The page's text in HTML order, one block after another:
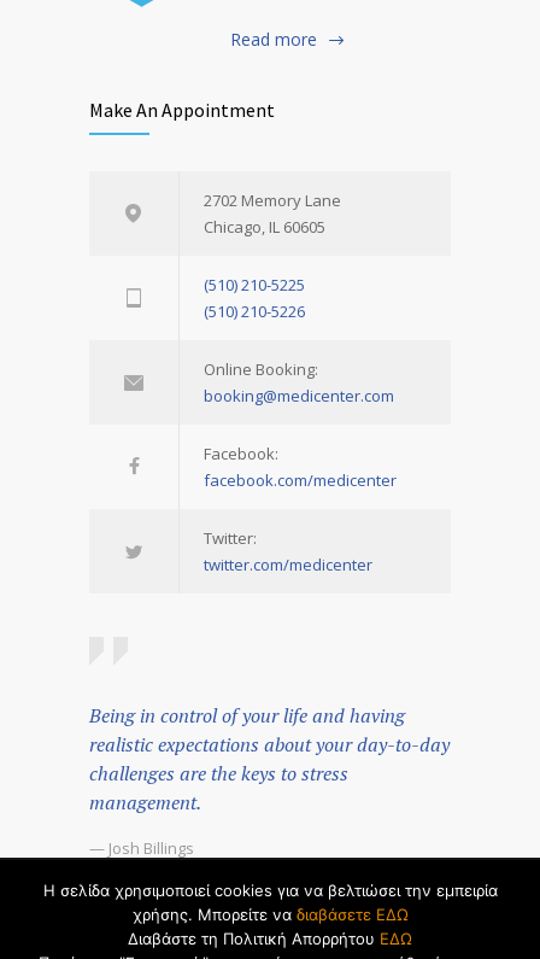
Read more
Make An Appointment
2702 Memory Lane
Chicago, IL 60605
(510) 210-5225
(510) 210-5226
Online Booking:
booking@medicenter.com
Facebook:
facebook.com/medicenter
Twitter:
twitter.com/medicenter
Being in control of your life and having
realistic expectations about your day-to-day
challenges are the keys to stress
management.
— Josh Billings
© 2026 byDualsoft
Η σελίδα χρησιμοποιεί cookies για να βελτιώσει την εμπειρία
χρήσης. Μπορείτε να διαβάσετε ΕΔΩ
Διαβάστε τη Πολιτική Απορρήτου ΕΔΩ